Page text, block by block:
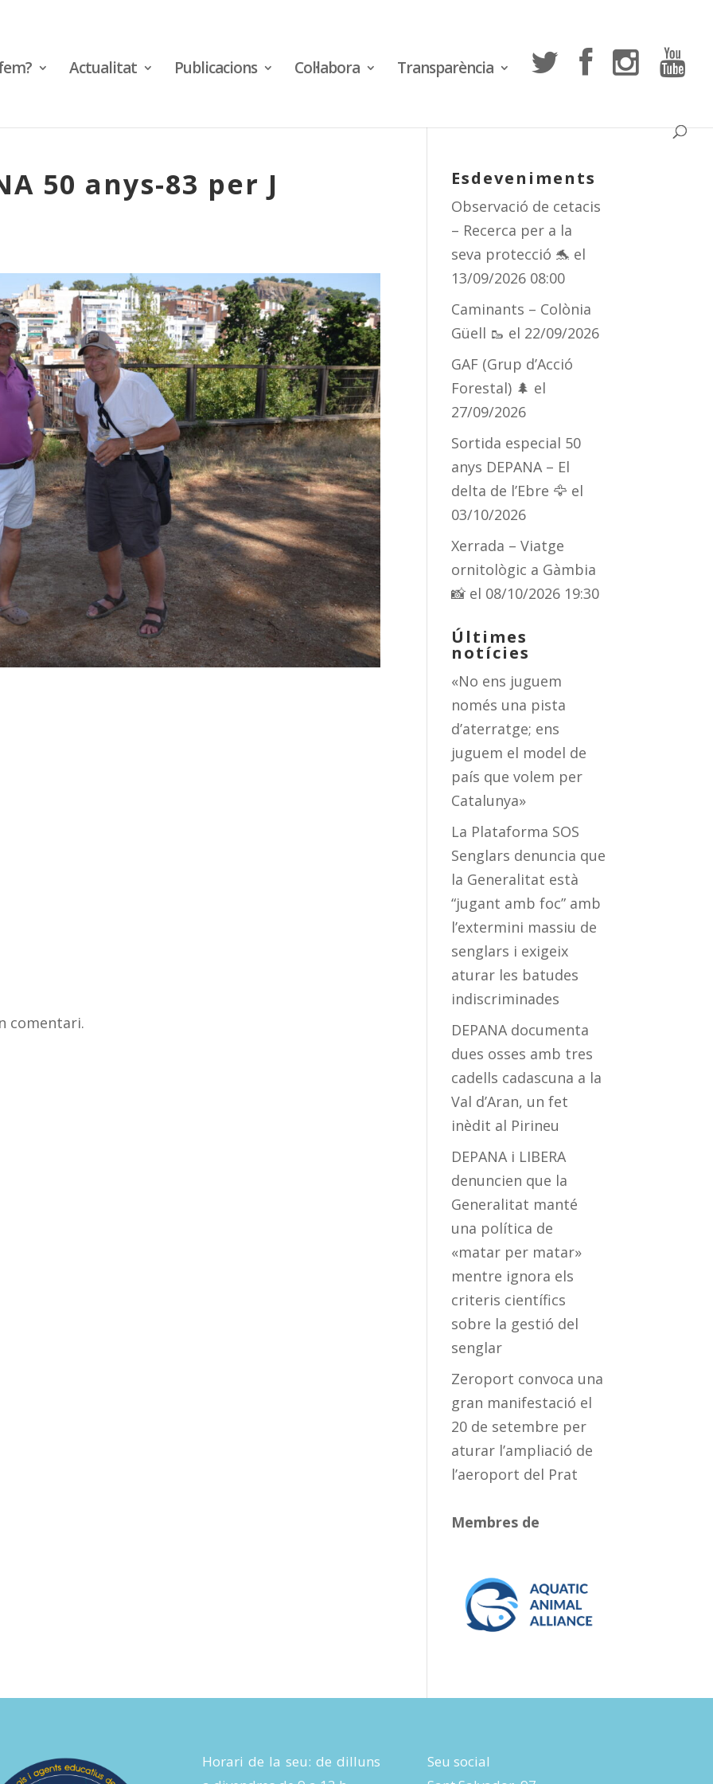
Actualitat Publicacions Col·labora Transparència
50 anys-83 per J
comentari.
Esdeveniments
Observació de cetacis
– Recerca per a la
seva protecció 🐬 el
13/09/2026 08:00
Caminants – Colònia
Güell 🥾 el 22/09/2026
GAF (Grup d’Acció
Forestal) 🌲 el
27/09/2026
Sortida especial 50
anys DEPANA – El
delta de l’Ebre 🦅 el
03/10/2026
Xerrada – Viatge
ornitològic a Gàmbia
📸 el 08/10/2026 19:30
Últimes
notícies
«No ens juguem
només una pista
d’aterratge; ens
juguem el model de
país que volem per
Catalunya»
La Plataforma SOS
Senglars denuncia que
la Generalitat està
“jugant amb foc” amb
l’extermini massiu de
senglars i exigeix
aturar les batudes
indiscriminades
DEPANA documenta
dues osses amb tres
cadells cadascuna a la
Val d’Aran, un fet
inèdit al Pirineu
DEPANA i LIBERA
denuncien que la
Generalitat manté
una política de
«matar per matar»
mentre ignora els
criteris científics
sobre la gestió del
senglar
Zeroport convoca una
gran manifestació el
20 de setembre per
aturar l’ampliació de
l’aeroport del Prat
Membres de
Horari de la seu: de dilluns
Seu social